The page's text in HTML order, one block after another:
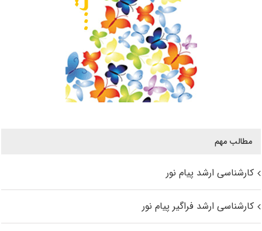
مطالب مهم
کارشناسی ارشد پیام نور
کارشناسی ارشد فراگیر پیام نور